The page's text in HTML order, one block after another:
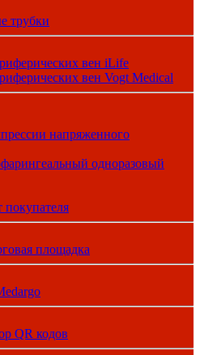
трубки
вен iLife
вен Vogt Medical
напряженного
одноразовый
площадка
QR кодов